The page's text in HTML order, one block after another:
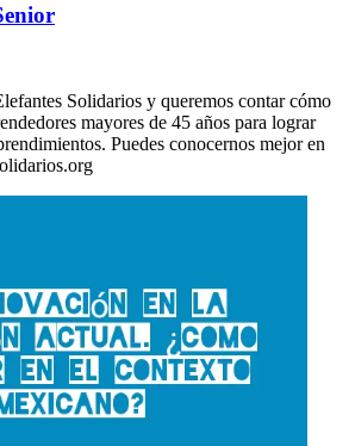
Solidarios y queremos contar cómo
mayores de 45 años para lograr
Puedes conocernos mejor en